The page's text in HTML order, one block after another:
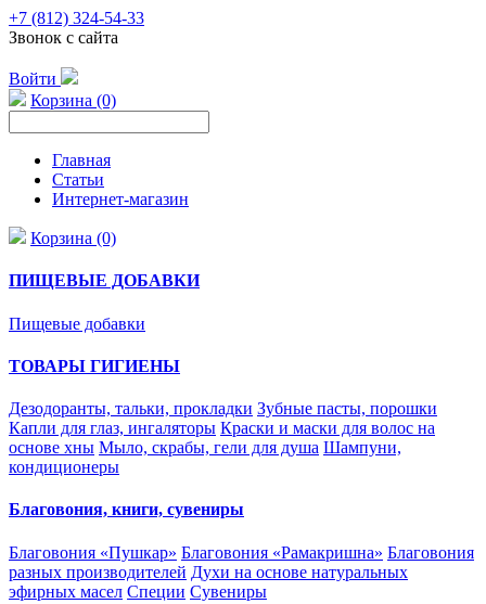
+7 (812) 324-54-33
Звонок с сайта
Войти
Корзина (0)
Главная
Статьи
Интернет-магазин
Корзина (0)
ПИЩЕВЫЕ ДОБАВКИ
Пищевые добавки
ТОВАРЫ ГИГИЕНЫ
Дезодоранты, тальки, прокладки Зубные пасты, порошки
Капли для глаз, ингаляторы Краски и маски для волос на
основе хны Мыло, скрабы, гели для душа Шампуни,
кондиционеры
Благовония, книги, сувениры
Благовония «Пушкар» Благовония «Рамакришна» Благовония
разных производителей Духи на основе натуральных
эфирных масел Специи Сувениры